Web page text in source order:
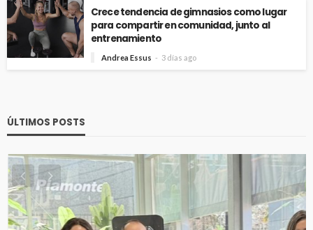
Crece tendencia de gimnasios como lugar
para compartir en comunidad, junto al
entrenamiento
Andrea Essus 3 días ago
ÚLTIMOS POSTS